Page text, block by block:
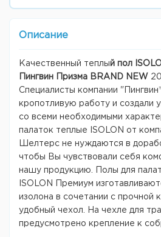
Описание
Качественный теплый пол
Пингвин Призма BRAND NEW
Специалисты компании
кропотливую работу и создали
со всеми необходимыми
палаток теплые ISOLON от
Шелтерс не нуждаются в
чтобы Вы чувствовали себя
нашу продукцию. Полы для
ISOLON Премиум
изолона в сочетании с прочной
удобный чехол. На чехле для
предусмотрено крепление к